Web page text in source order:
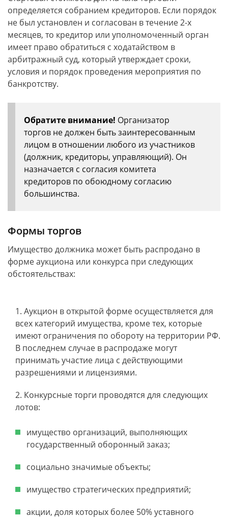
определяется собранием кредиторов. Если порядок
не был установлен и согласован в течение 2-х
месяцев, то кредитор или уполномоченный орган
имеет право обратиться с ходатайством в
арбитражный суд, который утверждает сроки,
условия и порядок проведения мероприятия по
банкротству.
Обратите внимание! Организатор
торгов не должен быть заинтересованным
лицом в отношении любого из участников
(должник, кредиторы, управляющий). Он
назначается с согласия комитета
кредиторов по обоюдному согласию
большинства.
Формы торгов
Имущество должника может быть распродано в
форме аукциона или конкурса при следующих
обстоятельствах:
Аукцион в открытой форме осуществляется для
всех категорий имущества, кроме тех, которые
имеют ограничения по обороту на территории РФ.
В последнем случае в распродаже могут
принимать участие лица с действующими
разрешениями и лицензиями.
Конкурсные торги проводятся для следующих
лотов:
имущество организаций, выполняющих
государственный оборонный заказ;
социально значимые объекты;
имущество стратегических предприятий;
акции, доля которых более 50% уставного